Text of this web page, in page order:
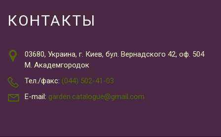
КОНТАКТЫ
03680, Украина, г. Киев, бул. Вернадского 42, оф. 504
М. Академгородок
Тел./факс: (044) 502-41-03
E-mail: garden.catalogue@gmail.com